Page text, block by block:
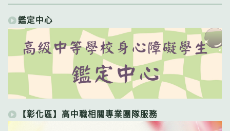
鑑定中心
【彰化區】高中職相關專業團隊服務